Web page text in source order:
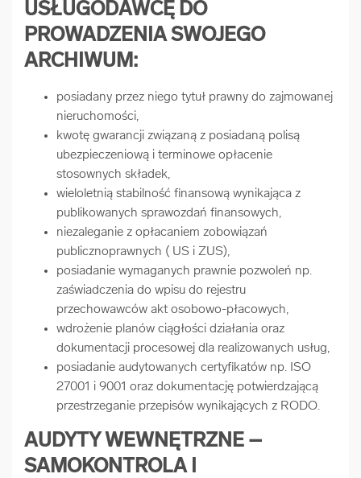
USŁUGODAWCĘ DO
PROWADZENIA SWOJEGO
ARCHIWUM:
posiadany przez niego tytuł prawny do zajmowanej
nieruchomości,
kwotę gwarancji związaną z posiadaną polisą
ubezpieczeniową i terminowe opłacenie
stosownych składek,
wieloletnią stabilność finansową wynikająca z
publikowanych sprawozdań finansowych,
niezaleganie z opłacaniem zobowiązań
publicznoprawnych ( US i ZUS),
posiadanie wymaganych prawnie pozwoleń np.
zaświadczenia do wpisu do rejestru
przechowawców akt osobowo-płacowych,
wdrożenie planów ciągłości działania oraz
dokumentacji procesowej dla realizowanych usług,
posiadanie audytowanych certyfikatów np. ISO
27001 i 9001 oraz dokumentację potwierdzającą
przestrzeganie przepisów wynikających z RODO.
AUDYTY WEWNĘTRZNE –
SAMOKONTROLA I